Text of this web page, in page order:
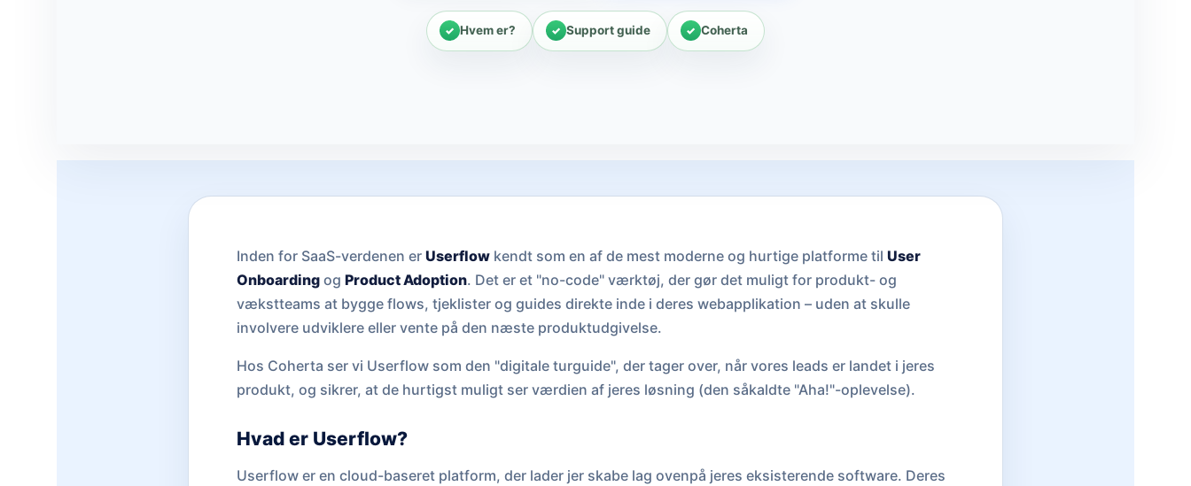
Hvem er? Support guide Coherta
Inden for SaaS-verdenen er Userflowkendt som en af de mest moderne og hurtige platforme til User
Onboardingog Product Adoption. Det er et "no-code" værktøj, der gør det muligt for produkt- og
vækstteams at bygge flows, tjeklister og guides direkte inde i deres webapplikation – uden at skulle
involvere udviklere eller vente på den næste produktudgivelse.
Hos Coherta ser vi Userflow som den "digitale turguide", der tager over, når vores leads er landet i jeres
produkt, og sikrer, at de hurtigst muligt ser værdien af jeres løsning (den såkaldte "Aha!"-oplevelse).
Hvad er Userflow?
Userflow er en cloud-baseret platform, der lader jer skabe lag ovenpå jeres eksisterende software. Deres